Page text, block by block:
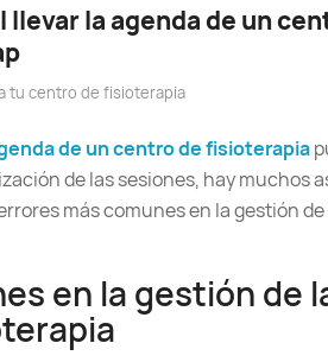
llevar la agenda de un
tu centro de fisioterapia
de un centro de fisioterapia
de las sesiones, hay muchos
más comunes en la gestión
en la gestión de